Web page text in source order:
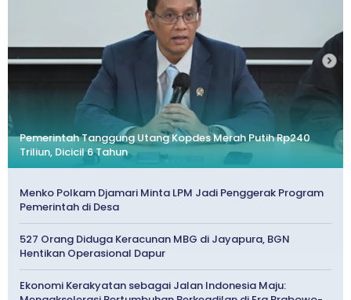
Pemerintah Tanggung Utang Kopdes Merah Putih Rp240
Triliun, Dicicil 6 Tahun
Menko Polkam Djamari Minta LPM Jadi Penggerak Program
Pemerintah di Desa
527 Orang Diduga Keracunan MBG di Jayapura, BGN
Hentikan Operasional Dapur
Ekonomi Kerakyatan sebagai Jalan Indonesia Maju: